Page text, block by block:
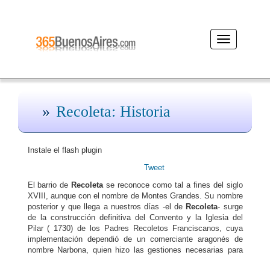
Desplegar
navegación
Recoleta: Historia
Instale el flash plugin
Tweet
El barrio de Recoletase reconoce como tal a fines del siglo
XVIII, aunque con el nombre de Montes Grandes. Su nombre
posterior y que llega a nuestros días -el de Recoleta- surge
de la construcción definitiva del Convento y la Iglesia del
Pilar ( 1730) de los Padres Recoletos Franciscanos, cuya
implementación dependió de un comerciante aragonés de
nombre Narbona, quien hizo las gestiones necesarias para